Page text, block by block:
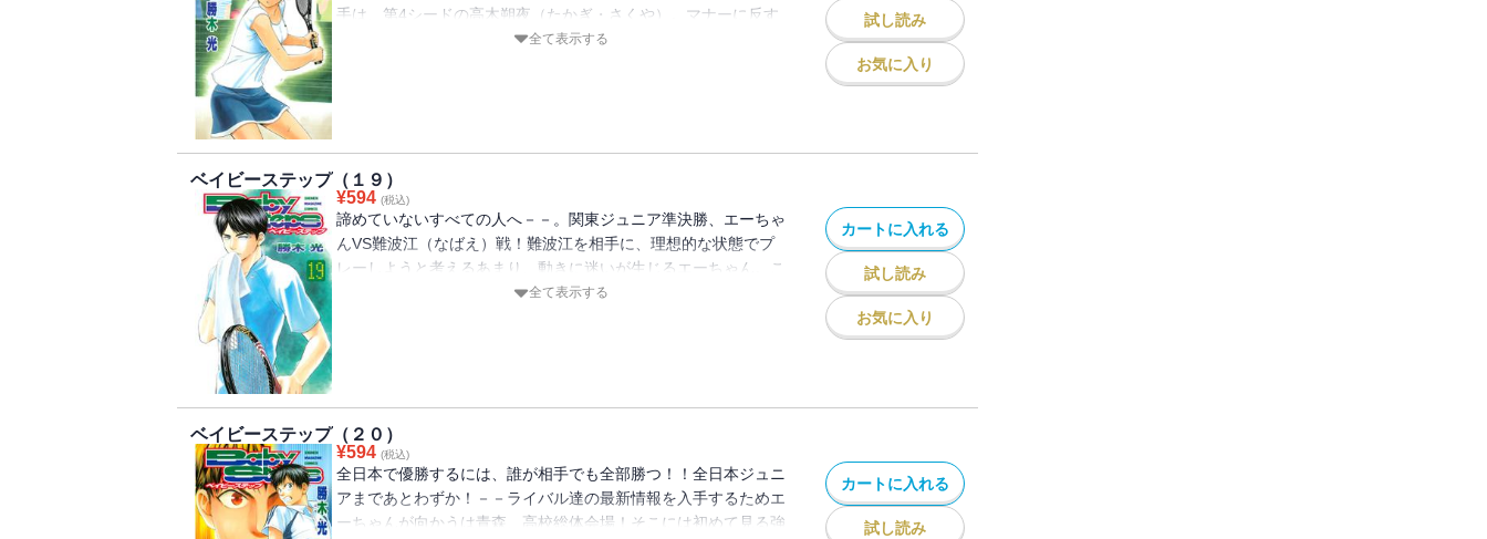
手は、第4シードの高木朔夜（たかぎ・さくや）。マナーに反す
るプレーで精神的に揺さぶりをかけるクセ者・高木に、イラ立ち
全て表示する
試し読み
お気に入り
ベイビーステップ（１９）
¥594 (税込)
諦めていないすべての人へ－－。関東ジュニア準決勝、エーちゃ
んVS難波江（なばえ）戦！難波江を相手に、理想的な状態でプ
レーしようと考えるあまり、動きに迷いが生じるエーちゃん。こ
のままでは自滅して終わってしまう……。全日本チャンピオン難
全て表示する
カートに入れる
試し読み
お気に入り
ベイビーステップ（２０）
¥594 (税込)
全日本で優勝するには、誰が相手でも全部勝つ！！全日本ジュニ
アまであとわずか！－－ライバル達の最新情報を入手するためエ
ーちゃんが向かうは青森、高校総体会場！そこには初めて見る強
カートに入れる
試し読み